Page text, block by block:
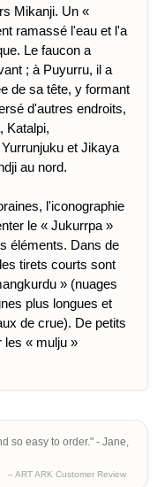
Mikanji. Un «
ramassé l'eau et l'a
Le faucon a
; à Puyurru, il a
de sa tête, y formant
d'autres endroits,
Katalpi,
et Jikaya
au nord.
l'iconographie
le « Jukurrpa »
éléments. Dans de
tirets courts sont
» (nuages
plus longues et
de crue). De petits
les « mulju »
so easy to order." - Jane,
– ART ARK Customer Review